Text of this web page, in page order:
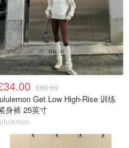
£88.00
Get Low High-Rise 训练
身裤 25英寸